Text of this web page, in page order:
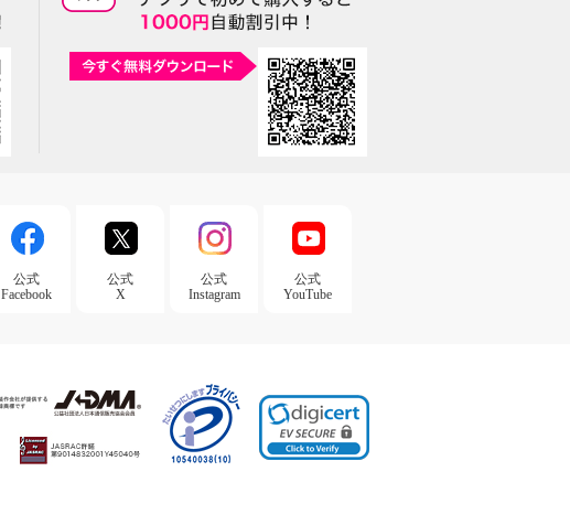
公式
Facebook
公式
X
公式
Instagram
公式
YouTube